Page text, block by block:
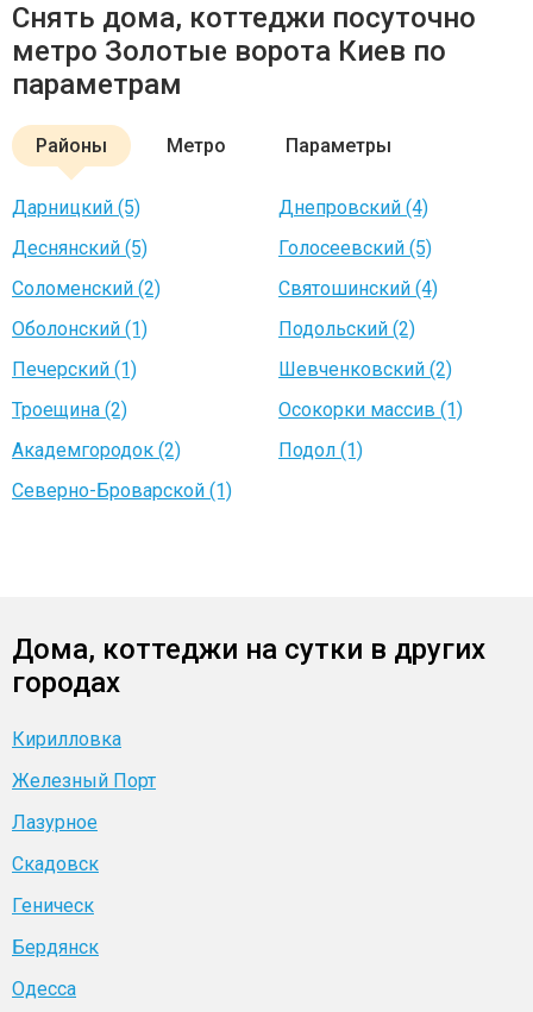
Снять дома, коттеджи посуточно
метро Золотые ворота Киев по
параметрам
Районы Метро Параметры
Дарницкий (5)
Днепровский (4)
Деснянский (5)
Голосеевский (5)
Соломенский (2)
Святошинский (4)
Оболонский (1)
Подольский (2)
Печерский (1)
Шевченковский (2)
Троещина (2)
Осокорки массив (1)
Академгородок (2)
Подол (1)
Северно-Броварской (1)
Дома, коттеджи на сутки в других
городах
Кирилловка
Железный Порт
Лазурное
Скадовск
Геническ
Бердянск
Одесса